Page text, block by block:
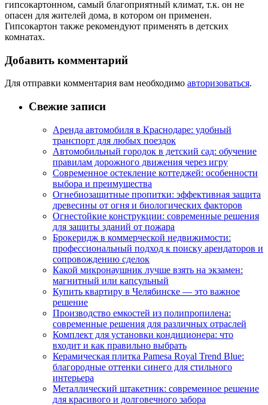
гипсокартонном, самый благоприятный климат, т.к. он не
опасен для жителей дома, в котором он применен.
Гипсокартон также рекомендуют применять в детских
комнатах.
Добавить комментарий
Для отправки комментария вам необходимо авторизоваться.
Свежие записи
Аренда автомобиля в Краснодаре: удобный
транспорт для любых поездок
Автомобильный городок в детский сад: обучение
правилам дорожного движения через игру
Современное остекление коттеджей: особенности
выбора и преимущества
Огнебиозащитные пропитки: эффективная защита
древесины от огня и биологических факторов
Огнестойкие конструкции: современные решения
для защиты зданий от пожара
Брокеридж в коммерческой недвижимости:
профессиональный подход к поиску арендаторов и
сопровождению сделок
Какой микронаушник лучше взять на экзамен:
магнитный или капсульный
Купить квартиру в Челябинске — это важное
решение
Производство емкостей из полипропилена:
современные решения для различных отраслей
Комплект для установки кондиционера: что
входит и как правильно выбрать
Керамическая плитка Pamesa Royal Trend Blue:
благородные оттенки синего для стильного
интерьера
Металлический штакетник: современное решение
для красивого и долговечного забора